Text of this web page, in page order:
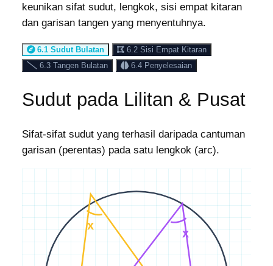
keunikan sifat sudut, lengkok, sisi empat kitaran
dan garisan tangen yang menyentuhnya.
6.1 Sudut Bulatan
6.2 Sisi Empat Kitaran
6.3 Tangen Bulatan
6.4 Penyelesaian
Sudut pada Lilitan & Pusat
Sifat-sifat sudut yang terhasil daripada cantuman
garisan (perentas) pada satu lengkok (arc).
x
x